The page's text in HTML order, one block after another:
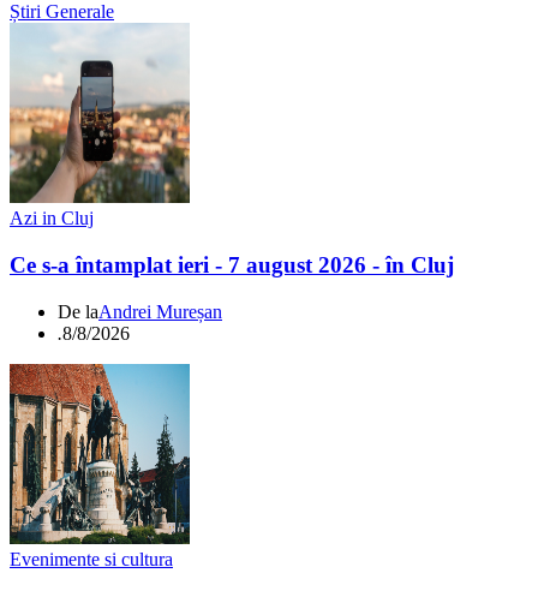
Știri Generale
Azi in Cluj
Ce s-a întamplat ieri - 7 august 2026 - în Cluj
De laAndrei Mureșan
.8/8/2026
Evenimente si cultura